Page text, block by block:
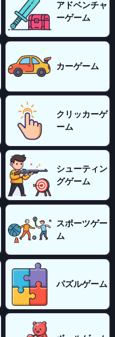
アドベンチャ
ーゲーム
カーゲーム
クリッカーゲ
ーム
シューティン
グゲーム
スポーツゲー
ム
パズルゲーム